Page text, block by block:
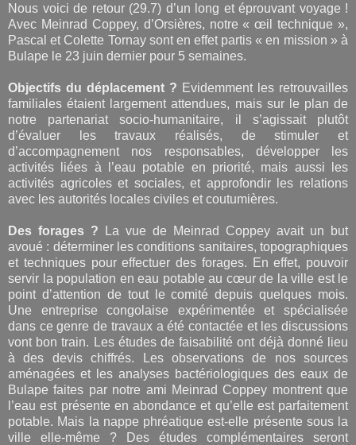
Nous voici de retour (29.7) d’un long et éprouvant voyage !
Avec Meinrad Coppey, d’Orsières, notre « œil technique »,
Pascal et Colette Tornay sont en effet partis « en mission » à
Bulape le 23 juin dernier pour 5 semaines.
Objectifs du déplacement ? Evidemment les retrouvailles
familiales étaient largement attendues, mais sur le plan de
notre partenariat socio-humanitaire, il s’agissait plutôt
d’évaluer les travaux réalisés, de stimuler et
d’accompagnement nos responsables, développer les
activités liées à l’eau potable en priorité, mais aussi les
activités agricoles et sociales, et approfondir les relations
avec les autorités locales civiles et coutumières.
Des forages ? La vue de Meinrad Coppey avait un but
avoué : déterminer les conditions sanitaires, topographiques
et techniques pour effectuer des forages. En effet, pouvoir
servir la population en eau potable au cœur de la ville est le
point d’attention de tout le comité depuis quelques mois.
Une entreprise congolaise expérimentée et spécialisée
dans ce genre de travaux a été contactée et les discussions
vont bon train. Les études de faisabilité ont déjà donné lieu
à des devis chiffrés. Les observations de nos sources
aménagées et les analyses bactériologiques des eaux de
Bulape faites par notre ami Meinrad Coppey montrent que
l’eau est présente en abondance et qu’elle est parfaitement
potable. Mais la nappe phréatique est-elle présente sous la
ville elle-même ? Des études complémentaires seront